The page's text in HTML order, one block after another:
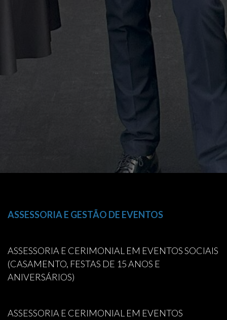
ASSESSORIA E GESTÃO DE EVENTOS
ASSESSORIA E CERIMONIAL EM EVENTOS SOCIAIS
(CASAMENTO, FESTAS DE 15 ANOS E
ANIVERSÁRIOS)
ASSESSORIA E CERIMONIAL EM EVENTOS